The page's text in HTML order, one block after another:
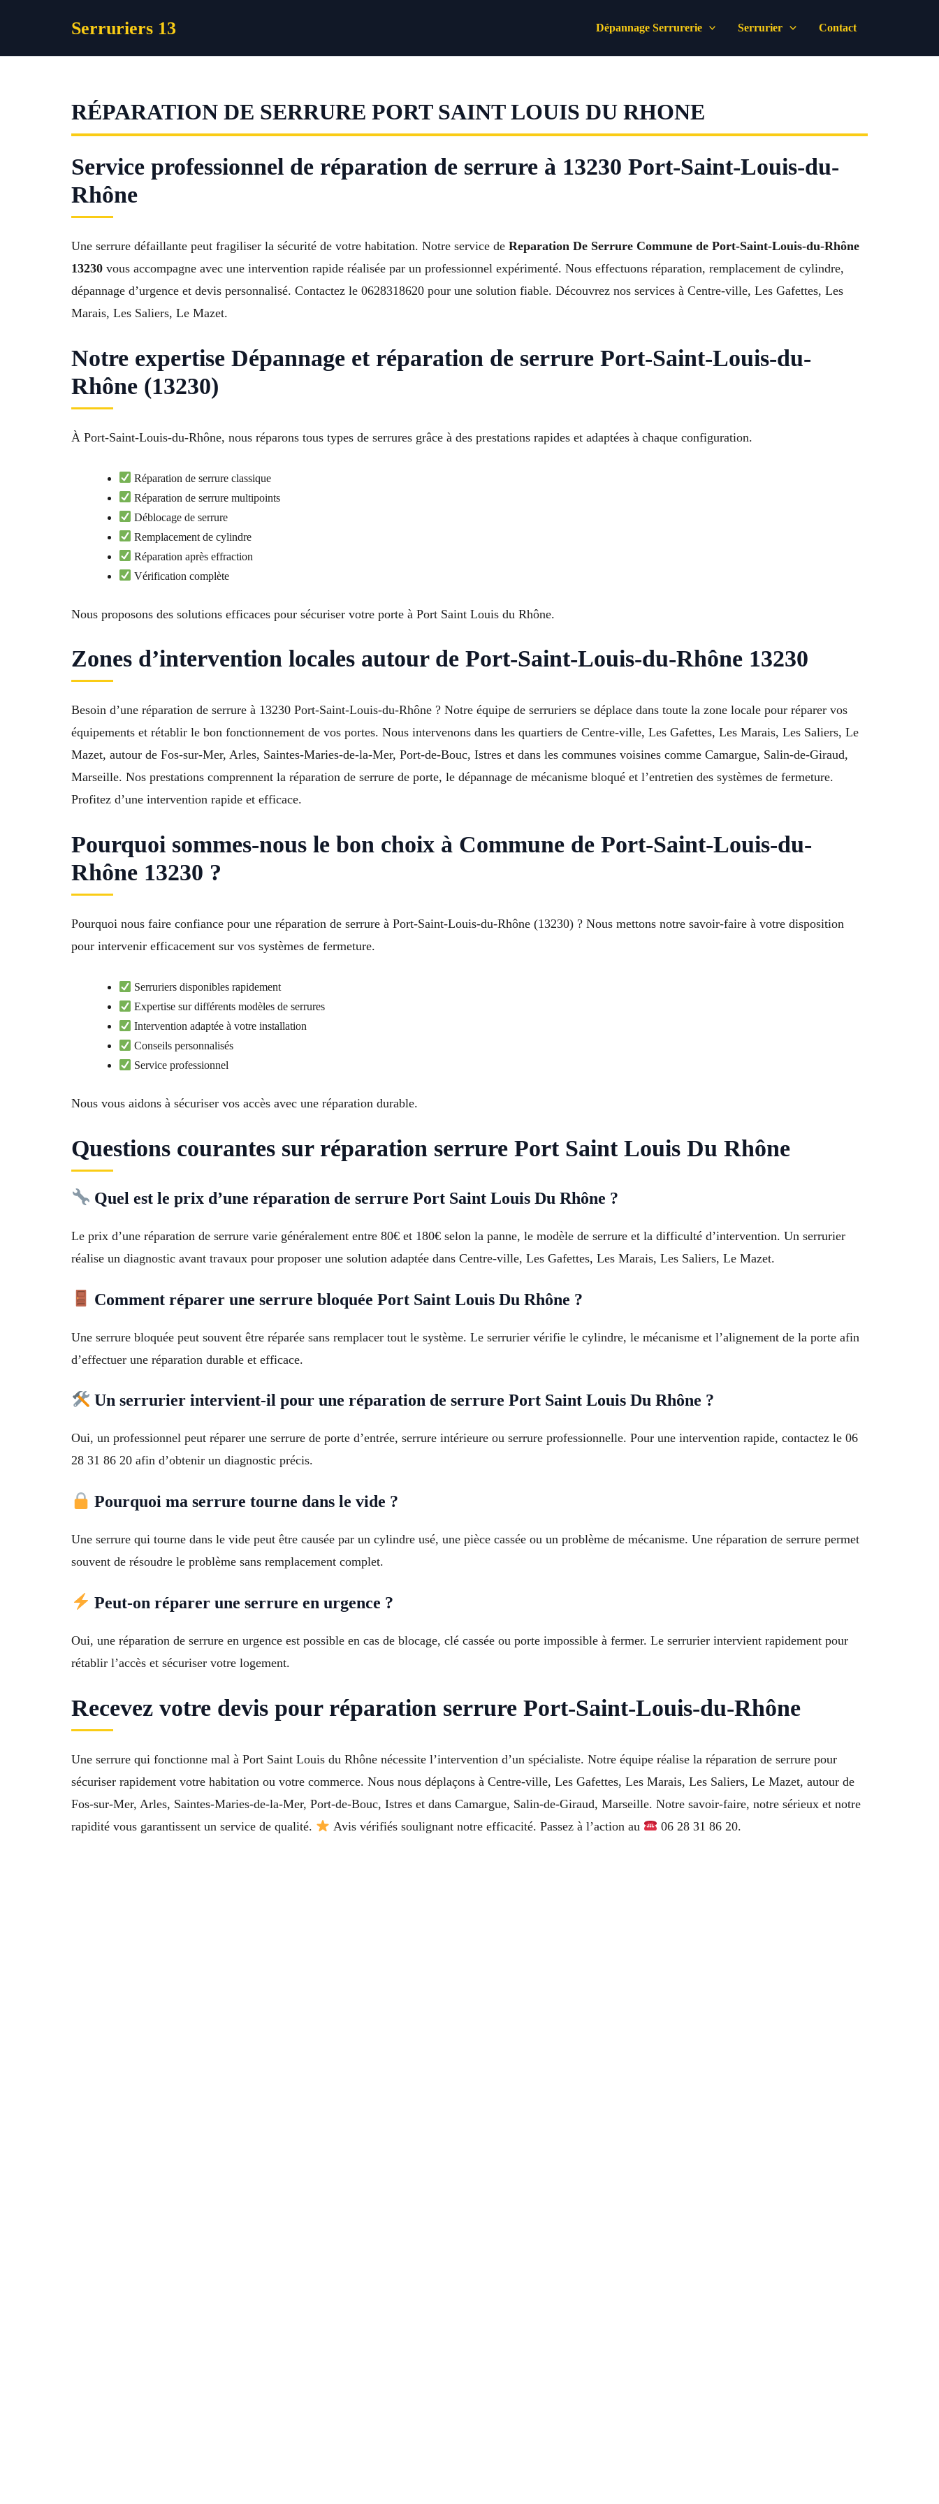
Serruriers 13 Dépannage Serrurerie Serrurier Contact
RÉPARATION DE SERRURE PORT SAINT LOUIS DU RHONE
Service professionnel de réparation de serrure à 13230 Port-Saint-Louis-du-
Rhône
Une serrure défaillante peut fragiliser la sécurité de votre habitation. Notre service de Reparation De Serrure Commune de Port-Saint-Louis-du-Rhône
13230 vous accompagne avec une intervention rapide réalisée par un professionnel expérimenté. Nous effectuons réparation, remplacement de cylindre,
dépannage d’urgence et devis personnalisé. Contactez le 0628318620 pour une solution fiable. Découvrez nos services à Centre-ville, Les Gafettes, Les
Marais, Les Saliers, Le Mazet.
Notre expertise Dépannage et réparation de serrure Port-Saint-Louis-du-
Rhône (13230)
À Port-Saint-Louis-du-Rhône, nous réparons tous types de serrures grâce à des prestations rapides et adaptées à chaque configuration.
Réparation de serrure classique
Réparation de serrure multipoints
Déblocage de serrure
Remplacement de cylindre
Réparation après effraction
Vérification complète
Nous proposons des solutions efficaces pour sécuriser votre porte à Port Saint Louis du Rhône.
Zones d’intervention locales autour de Port-Saint-Louis-du-Rhône 13230
Besoin d’une réparation de serrure à 13230 Port-Saint-Louis-du-Rhône ? Notre équipe de serruriers se déplace dans toute la zone locale pour réparer vos
équipements et rétablir le bon fonctionnement de vos portes. Nous intervenons dans les quartiers de Centre-ville, Les Gafettes, Les Marais, Les Saliers, Le
Mazet, autour de Fos-sur-Mer, Arles, Saintes-Maries-de-la-Mer, Port-de-Bouc, Istres et dans les communes voisines comme Camargue, Salin-de-Giraud,
Marseille. Nos prestations comprennent la réparation de serrure de porte, le dépannage de mécanisme bloqué et l’entretien des systèmes de fermeture.
Profitez d’une intervention rapide et efficace.
Pourquoi sommes-nous le bon choix à Commune de Port-Saint-Louis-du-
Rhône 13230 ?
Pourquoi nous faire confiance pour une réparation de serrure à Port-Saint-Louis-du-Rhône (13230) ? Nous mettons notre savoir-faire à votre disposition
pour intervenir efficacement sur vos systèmes de fermeture.
Serruriers disponibles rapidement
Expertise sur différents modèles de serrures
Intervention adaptée à votre installation
Conseils personnalisés
Service professionnel
Nous vous aidons à sécuriser vos accès avec une réparation durable.
Questions courantes sur réparation serrure Port Saint Louis Du Rhône
Quel est le prix d’une réparation de serrure Port Saint Louis Du Rhône ?
Le prix d’une réparation de serrure varie généralement entre 80€ et 180€ selon la panne, le modèle de serrure et la difficulté d’intervention. Un serrurier
réalise un diagnostic avant travaux pour proposer une solution adaptée dans Centre-ville, Les Gafettes, Les Marais, Les Saliers, Le Mazet.
Comment réparer une serrure bloquée Port Saint Louis Du Rhône ?
Une serrure bloquée peut souvent être réparée sans remplacer tout le système. Le serrurier vérifie le cylindre, le mécanisme et l’alignement de la porte afin
d’effectuer une réparation durable et efficace.
Un serrurier intervient-il pour une réparation de serrure Port Saint Louis Du Rhône ?
Oui, un professionnel peut réparer une serrure de porte d’entrée, serrure intérieure ou serrure professionnelle. Pour une intervention rapide, contactez le 06
28 31 86 20 afin d’obtenir un diagnostic précis.
Pourquoi ma serrure tourne dans le vide ?
Une serrure qui tourne dans le vide peut être causée par un cylindre usé, une pièce cassée ou un problème de mécanisme. Une réparation de serrure permet
souvent de résoudre le problème sans remplacement complet.
Peut-on réparer une serrure en urgence ?
Oui, une réparation de serrure en urgence est possible en cas de blocage, clé cassée ou porte impossible à fermer. Le serrurier intervient rapidement pour
rétablir l’accès et sécuriser votre logement.
Recevez votre devis pour réparation serrure Port-Saint-Louis-du-Rhône
Une serrure qui fonctionne mal à Port Saint Louis du Rhône nécessite l’intervention d’un spécialiste. Notre équipe réalise la réparation de serrure pour
sécuriser rapidement votre habitation ou votre commerce. Nous nous déplaçons à Centre-ville, Les Gafettes, Les Marais, Les Saliers, Le Mazet, autour de
Fos-sur-Mer, Arles, Saintes-Maries-de-la-Mer, Port-de-Bouc, Istres et dans Camargue, Salin-de-Giraud, Marseille. Notre savoir-faire, notre sérieux et notre
rapidité vous garantissent un service de qualité.
Avis vérifiés soulignant notre efficacité. Passez à l’action au 06 28 31 86 20.